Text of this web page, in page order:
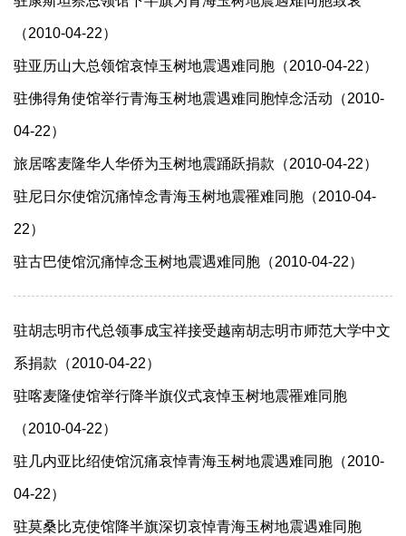
（2010-04-22）
驻亚历山大总领馆哀悼玉树地震遇难同胞（2010-04-22）
驻佛得角使馆举行青海玉树地震遇难同胞悼念活动（2010-
04-22）
旅居喀麦隆华人华侨为玉树地震踊跃捐款（2010-04-22）
驻尼日尔使馆沉痛悼念青海玉树地震罹难同胞（2010-04-
22）
驻古巴使馆沉痛悼念玉树地震遇难同胞（2010-04-22）
驻胡志明市代总领事成宝祥接受越南胡志明市师范大学中文
系捐款（2010-04-22）
驻喀麦隆使馆举行降半旗仪式哀悼玉树地震罹难同胞
（2010-04-22）
驻几内亚比绍使馆沉痛哀悼青海玉树地震遇难同胞（2010-
04-22）
驻莫桑比克使馆降半旗深切哀悼青海玉树地震遇难同胞